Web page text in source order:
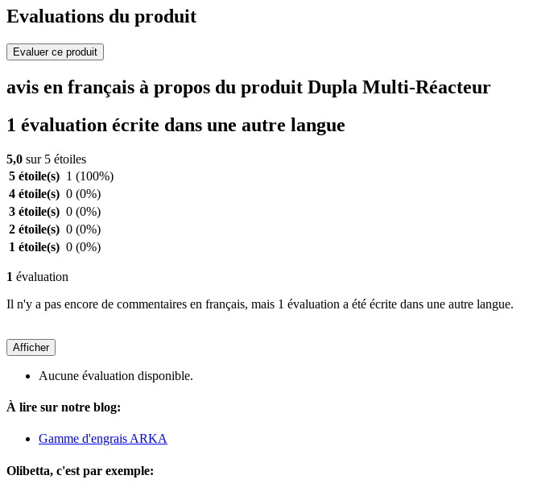
Evaluations du produit
Evaluer ce produit
avis en français à propos du produit Dupla Multi-Réacteur
1 évaluation écrite dans une autre langue
5,0 sur 5 étoiles
5 étoile(s) 1 (100%)
4 étoile(s) 0 (0%)
3 étoile(s) 0 (0%)
2 étoile(s) 0 (0%)
1 étoile(s) 0 (0%)
1 évaluation
Il n'y a pas encore de commentaires en français, mais 1 évaluation a été écrite dans une autre langue.
Afficher
Aucune évaluation disponible.
À lire sur notre blog:
Gamme d'engrais ARKA
Olibetta, c'est par exemple: